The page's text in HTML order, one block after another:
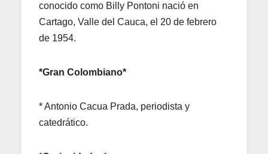
conocido como Billy Pontoni nació en
Cartago, Valle del Cauca, el 20 de febrero
de 1954.
*Gran Colombiano*
* Antonio Cacua Prada, periodista y
catedrático.